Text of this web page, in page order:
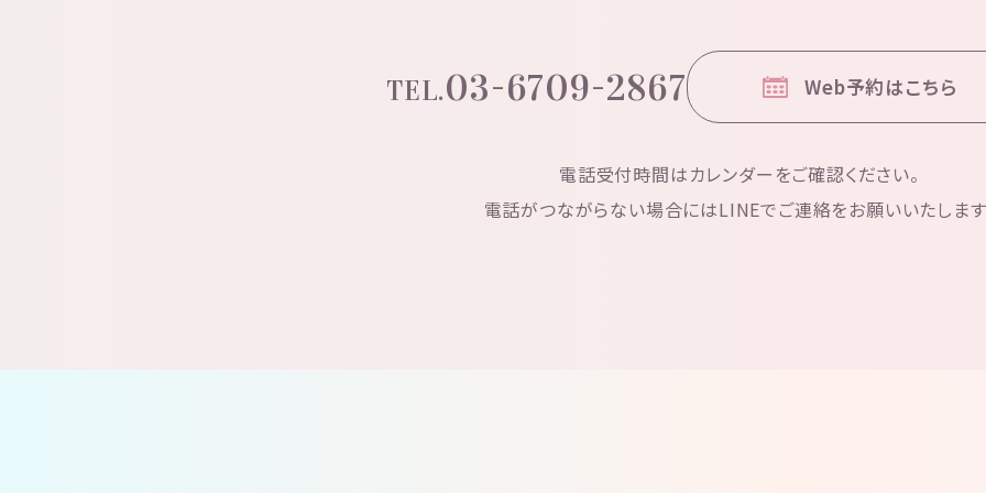
TEL.03-6709-2867 Web予約はこちら
電話受付時間はカレンダーをご確認ください。
電話がつながらない場合にはLINEでご連絡をお願いいたします